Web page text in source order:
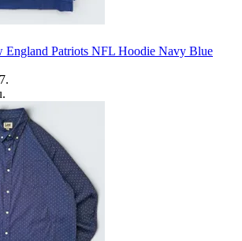
England Patriots NFL Hoodie Navy Blue
.
.